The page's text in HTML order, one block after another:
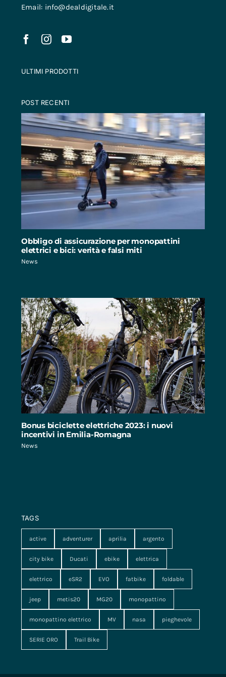
Email: info@dealdigitale.it
ULTIMI PRODOTTI
POST RECENTI
Obbligo di assicurazione per monopattini
elettrici e bici: verità e falsi miti
News
Bonus biciclette elettriche 2023: i nuovi
incentivi in Emilia-Romagna
News
TAGS
active adventurer aprilia argento
city bike Ducati ebike elettrica
elettrico eSR2 EVO fatbike foldable
jeep metis20 MG20 monopattino
monopattino elettrico MV nasa pieghevole
SERIE ORO Trail Bike